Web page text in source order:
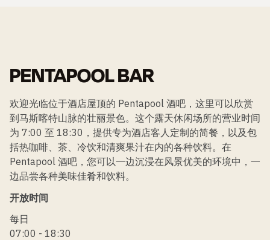
PENTAPOOL BAR
欢迎光临位于酒店屋顶的 Pentapool 酒吧，这里可以欣赏
到马斯喀特山脉的壮丽景色。这个露天休闲场所的营业时间
为 7:00 至 18:30，提供专为酒店客人定制的简餐，以及包
括热咖啡、茶、冷饮和清爽果汁在内的各种饮料。在
Pentapool 酒吧，您可以一边沉浸在风景优美的环境中，一
边品尝各种美味佳肴和饮料。
开放时间
每日
07:00 - 18:30